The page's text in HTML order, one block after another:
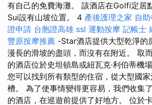
有自己的免費海灘。 該酒店在Golfi定居
Sui設有山坡位置。 4 產後護理之家 自
證申請 台胞證高雄 ssl 運動按摩 記帳士
豐原按摩推薦 -Star酒店提供大型乾淨的
漫長的滑坡的盡頭，而沒有在附近。 取
的酒店位於史坦頓島或紐瓦克·利伯蒂機
您可以找到所有類型的住宿，從大型國
槽。 為了使事情變得更容易，我們收集
的酒店，在巡遊前提供了好地方。 位於